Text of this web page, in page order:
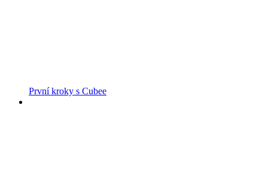
První kroky s Cubee